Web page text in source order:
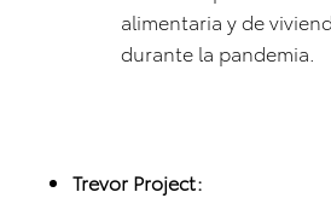
alimentaria y de
durante la pandemia.
Trevor Project: